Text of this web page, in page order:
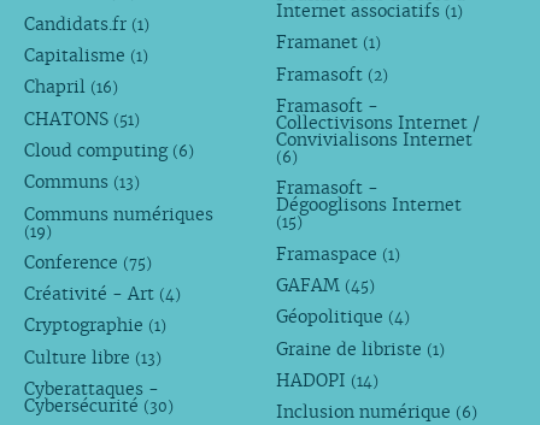
Candidats.fr (1)
Capitalisme (1)
Chapril (16)
CHATONS (51)
Cloud computing (6)
Communs (13)
Communs numériques
(19)
Conference (75)
Créativité - Art (4)
Cryptographie (1)
Culture libre (13)
Cyberattaques -
Cybersécurité (30)
Internet associatifs (1)
Framanet (1)
Framasoft (2)
Framasoft -
Collectivisons Internet /
Convivialisons Internet
(6)
Framasoft -
Dégooglisons Internet
(15)
Framaspace (1)
GAFAM (45)
Géopolitique (4)
Graine de libriste (1)
HADOPI (14)
Inclusion numérique (6)